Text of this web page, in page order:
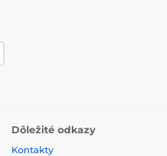
Dôležité odkazy
Kontakty